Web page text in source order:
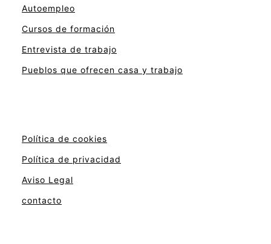
Autoempleo
Cursos de formación
Entrevista de trabajo
Pueblos que ofrecen casa y trabajo
Política de cookies
Política de privacidad
Aviso Legal
contacto